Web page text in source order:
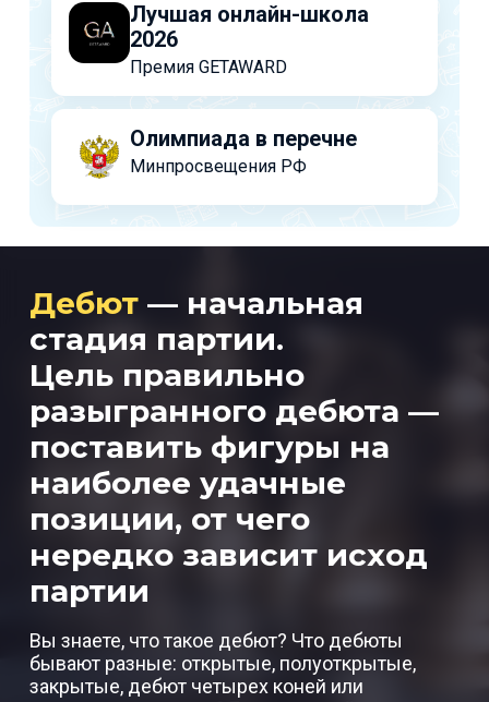
Лучшая онлайн-школа
2026
Премия GETAWARD
Олимпиада в перечне
Минпросвещения РФ
Дебют — начальная
стадия партии.
Цель правильно
разыгранного дебюта —
поставить фигуры на
наиболее удачные
позиции, от чего
нередко зависит исход
партии
Вы знаете, что такое дебют? Что дебюты
бывают разные: открытые, полуоткрытые,
закрытые, дебют четырех коней или